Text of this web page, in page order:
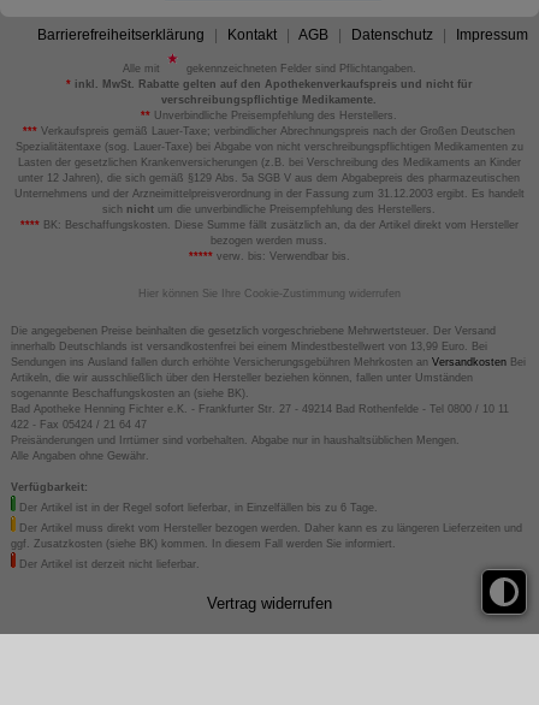
Barrierefreiheitserklärung Kontakt AGB Datenschutz Impressum
Alle mit
gekennzeichneten Felder sind Pflichtangaben.
*inkl. MwSt. Rabatte gelten auf den Apothekenverkaufspreis und nicht für
verschreibungspflichtige Medikamente.
** Unverbindliche Preisempfehlung des Herstellers.
*** Verkaufspreis gemäß Lauer-Taxe; verbindlicher Abrechnungspreis nach der Großen Deutschen
Spezialitätentaxe (sog. Lauer-Taxe) bei Abgabe von nicht verschreibungspflichtigen Medikamenten zu
Lasten der gesetzlichen Krankenversicherungen (z.B. bei Verschreibung des Medikaments an Kinder
unter 12 Jahren), die sich gemäß §129 Abs. 5a SGB V aus dem Abgabepreis des pharmazeutischen
Unternehmens und der Arzneimittelpreisverordnung in der Fassung zum 31.12.2003 ergibt. Es handelt
sich nicht um die unverbindliche Preisempfehlung des Herstellers.
****BK: Beschaffungskosten. Diese Summe fällt zusätzlich an, da der Artikel direkt vom Hersteller
bezogen werden muss.
*****verw. bis: Verwendbar bis.
Hier können Sie Ihre Cookie-Zustimmung widerrufen
Die angegebenen Preise beinhalten die gesetzlich vorgeschriebene Mehrwertsteuer. Der Versand
innerhalb Deutschlands ist versandkostenfrei bei einem Mindestbestellwert von 13,99 Euro. Bei
Sendungen ins Ausland fallen durch erhöhte Versicherungsgebühren Mehrkosten an VersandkostenBei
Artikeln, die wir ausschließlich über den Hersteller beziehen können, fallen unter Umständen
sogenannte Beschaffungskosten an (siehe BK).
Bad Apotheke Henning Fichter e.K. - Frankfurter Str. 27 - 49214 Bad Rothenfelde - Tel 0800 / 10 11
422 - Fax 05424 / 21 64 47
Preisänderungen und Irrtümer sind vorbehalten. Abgabe nur in haushaltsüblichen Mengen.
Alle Angaben ohne Gewähr.
Verfügbarkeit:
Der Artikel ist in der Regel sofort lieferbar, in Einzelfällen bis zu 6 Tage.
Der Artikel muss direkt vom Hersteller bezogen werden. Daher kann es zu längeren Lieferzeiten und
ggf. Zusatzkosten (siehe BK) kommen. In diesem Fall werden Sie informiert.
Der Artikel ist derzeit nicht lieferbar.
Vertrag widerrufen